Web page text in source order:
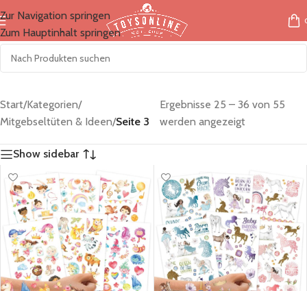
Zur Navigation springen
Zum Hauptinhalt springen
Start/Kategorien/
Mitgebseltüten & Ideen/Seite 3
Ergebnisse 25 – 36 von 55
werden angezeigt
Show sidebar